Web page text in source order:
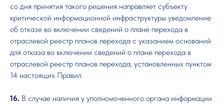
со дня принятия такого решения направляет субъекту
критической информационной инфраструктуры уведомление
об отказе во включении сведений о плане перехода в
отраслевой реестр планов перехода с указанием оснований
для отказа во включении сведений о плане перехода в
отраслевой реестр планов перехода, установленных пунктом
14 настоящих Правил.
16. В случае наличия у уполномоченного органа информации